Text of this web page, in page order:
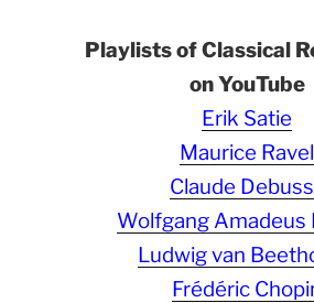
Playlists of Classical
on YouTube
Erik Satie
Maurice Ravel
Claude
Wolfgang Amadeus
Ludwig van
Frédéric